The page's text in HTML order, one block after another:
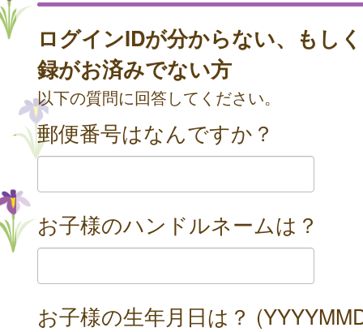
ログインIDが分からない、もし
録がお済みでない方
以下の質問に回答してください。
郵便番号はなんですか？
お子様のハンドルネームは？
お子様の生年月日は？